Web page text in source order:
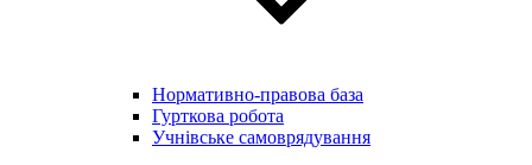
Нормативно-правова база
Гурткова робота
Учнівське самоврядування